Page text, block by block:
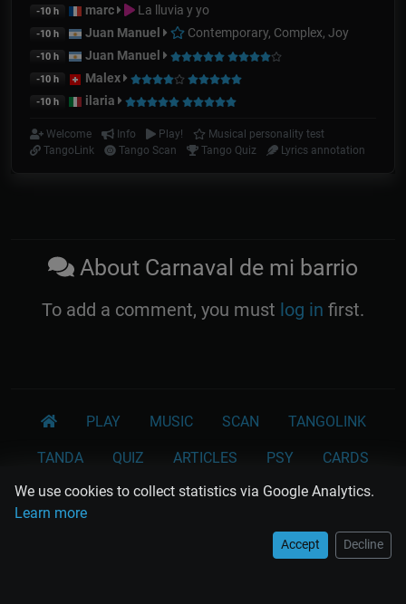
We use cookies to collect statistics via Google Analytics.
Learn more
Accept Decline
-10 h marc La lluvia y yo
-10 h Juan Manuel Contemporary, Complex, Joy
-10 h Juan Manuel
-10 h Malex
-10 h ilaria
Welcome Info Play!
Musical personality test
TangoLink
Tango Scan Tango Quiz Lyrics annotation
About Carnaval de mi barrio
To add a comment, you must log in first.
PLAY MUSIC SCAN TANGOLINK
TANDA QUIZ ARTICLES PSY CARDS
WORKSHOPS
Some definitly lost tangos